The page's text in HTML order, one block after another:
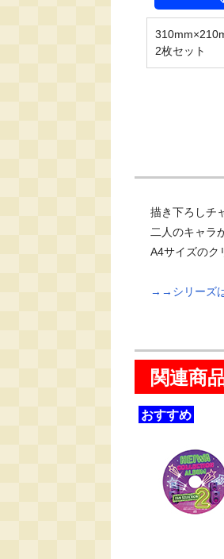
描き下ろしチ
二人のキャラ
A4サイズのク
→→シリーズ
関連商
おすすめ